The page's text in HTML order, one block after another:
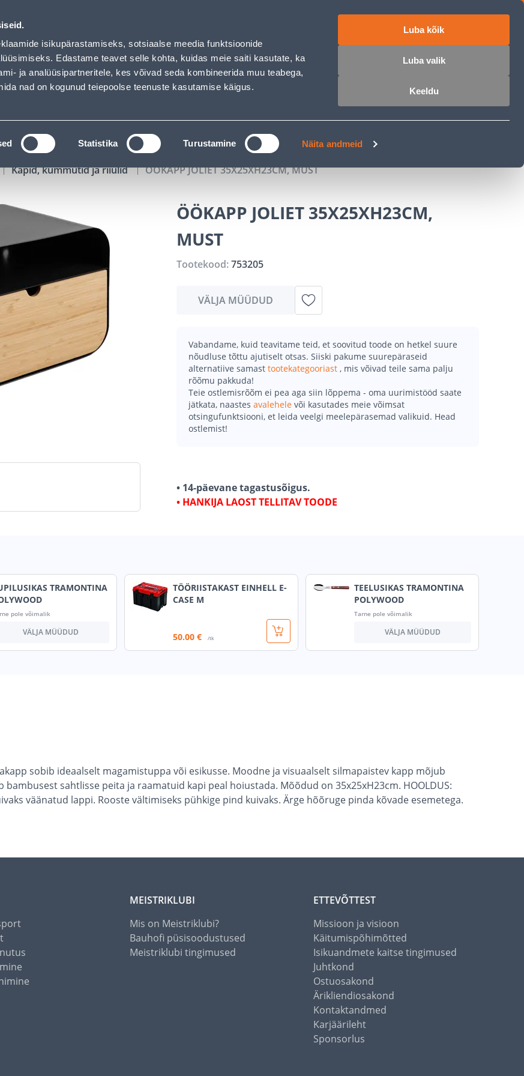
isikupärastamiseks, sotsiaalse meedia funktsioonide
Edastame teavet selle kohta, kuidas meie saiti kasutate, ka
ja analüüsipartneritele, kes võivad seda kombineerida muu teabega,
nad on kogunud teiepoolse teenuste kasutamise käigus.
Statistika Turustamine Näita andmeid
Luba kõik
Luba valik
Keeldu
Teenused Karjäärileht
OTSI Logi sisse
KATALOOGID TÖÖRIISTALAENUTUS JÄRELMAKS
Kapid, kummutid ja riiulid ÖÖKAPP JOLIET 35X25XH23CM, MUST
ÖÖKAPP JOLIET 35X25XH23CM,
MUST
Tootekood:753205
VÄLJA MÜÜDUD
Vabandame, kuid teavitame teid, et soovitud toode on hetkel suure
nõudluse tõttu ajutiselt otsas. Siiski pakume suurepäraseid
alternatiive samast tootekategooriast , mis võivad teile sama palju
rõõmu pakkuda!
Teie ostlemisrõõm ei pea aga siin lõppema - oma uurimistööd saate
jätkata, naastes avalehele või kasutades meie võimsat
otsingufunktsiooni, et leida veelgi meelepärasemad valikuid. Head
ostlemist!
• 14-päevane tagastusõigus.
• HANKIJA LAOST TELLITAV TOODE
TRAMONTINA
pole võimalik
VÄLJA MÜÜDUD
TÖÖRIISTAKAST EINHELL E-
CASE M
50.00 € /tk
TEELUSIKAS TRAMONTINA
POLYWOOD
Tarne pole võimalik
VÄLJA MÜÜDUD
sobib ideaalselt magamistuppa või esikusse. Moodne ja visuaalselt silmapaistev kapp mõjub
bambusest sahtlisse peita ja raamatuid kapi peal hoiustada. Mõõdud on 35x25xH23cm. HOOLDUS:
väänatud lappi. Rooste vältimiseks pühkige pind kuivaks. Ärge hõõruge pinda kõvade esemetega.
MEISTRIKLUBI
Mis on Meistriklubi?
Bauhofi püsisoodustused
Meistriklubi tingimused
ETTEVÕTTEST
Missioon ja visioon
Käitumispõhimõtted
Isikuandmete kaitse tingimused
Juhtkond
Ostuosakond
Ärikliendiosakond
Kontaktandmed
Karjäärileht
Sponsorlus